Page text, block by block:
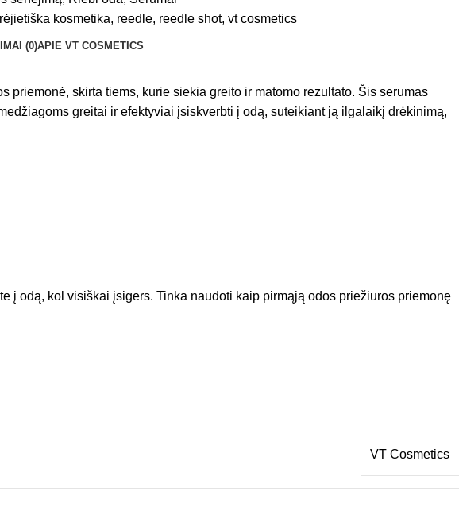
kosmetika, reedle, reedle shot, vt cosmetics
(0)APIE VT COSMETICS
skirta tiems, kurie siekia greito ir matomo rezultato. Šis serumas
greitai ir efektyviai įsiskverbti į odą, suteikiant ją ilgalaikį drėkinimą,
į odą, kol visiškai įsigers. Tinka naudoti kaip pirmąją odos priežiūros priemonę
VT Cosmetics